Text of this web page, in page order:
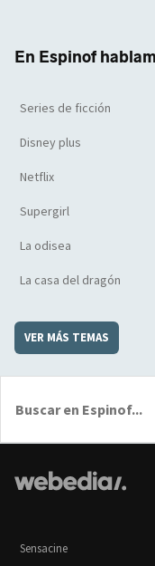
En Espinof
Series de ficción
Disney plus
Netflix
Supergirl
La odisea
La casa del dragón
VER MÁS TEMAS
Sensacine